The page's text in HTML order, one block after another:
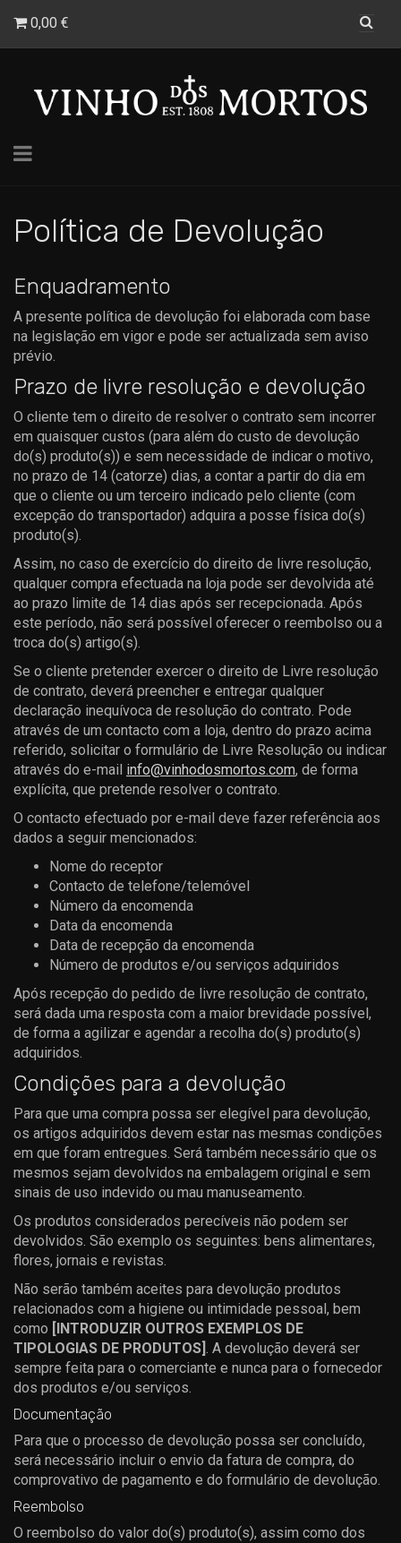
0,00 €
Toggle
Política de Devolução
Política
de
Devolução
Enquadramento
A presente política de devolução foi elaborada com base
na legislação em vigor e pode ser actualizada sem aviso
prévio.
Prazo de livre resolução e devolução
O cliente tem o direito de resolver o contrato sem incorrer
em quaisquer custos (para além do custo de devolução
do(s) produto(s)) e sem necessidade de indicar o motivo,
no prazo de 14 (catorze) dias, a contar a partir do dia em
que o cliente ou um terceiro indicado pelo cliente (com
excepção do transportador) adquira a posse física do(s)
produto(s).
Assim, no caso de exercício do direito de livre resolução,
qualquer compra efectuada na loja pode ser devolvida até
ao prazo limite de 14 dias após ser recepcionada. Após
este período, não será possível oferecer o reembolso ou a
troca do(s) artigo(s).
Se o cliente pretender exercer o direito de Livre resolução
de contrato, deverá preencher e entregar qualquer
declaração inequívoca de resolução do contrato. Pode
através de um contacto com a loja, dentro do prazo acima
referido, solicitar o formulário de Livre Resolução ou indicar
através do e-mail info@vinhodosmortos.com, de forma
explícita, que pretende resolver o contrato.
O contacto efectuado por e-mail deve fazer referência aos
dados a seguir mencionados:
Nome do receptor
Contacto de telefone/telemóvel
Número da encomenda
Data da encomenda
Data de recepção da encomenda
Número de produtos e/ou serviços adquiridos
Após recepção do pedido de livre resolução de contrato,
será dada uma resposta com a maior brevidade possível,
de forma a agilizar e agendar a recolha do(s) produto(s)
adquiridos.
Condições para a devolução
Para que uma compra possa ser elegível para devolução,
os artigos adquiridos devem estar nas mesmas condições
em que foram entregues. Será também necessário que os
mesmos sejam devolvidos na embalagem original e sem
sinais de uso indevido ou mau manuseamento.
Os produtos considerados perecíveis não podem ser
devolvidos. São exemplo os seguintes: bens alimentares,
flores, jornais e revistas.
Não serão também aceites para devolução produtos
relacionados com a higiene ou intimidade pessoal, bem
como [INTRODUZIR OUTROS EXEMPLOS DE
TIPOLOGIAS DE PRODUTOS]. A devolução deverá ser
sempre feita para o comerciante e nunca para o fornecedor
dos produtos e/ou serviços.
Documentação
Para que o processo de devolução possa ser concluído,
será necessário incluir o envio da fatura de compra, do
comprovativo de pagamento e do formulário de devolução.
Reembolso
O reembolso do valor do(s) produto(s), assim como dos